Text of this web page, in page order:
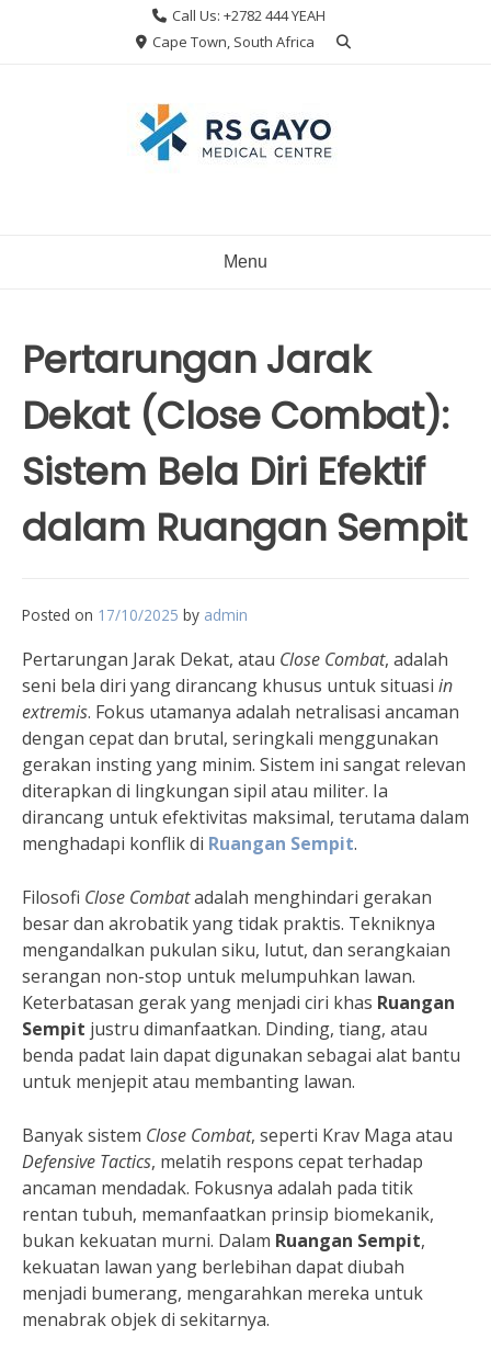
Call Us: +2782 444 YEAH
Cape Town, South Africa
Menu
Pertarungan Jarak
Dekat (Close Combat):
Sistem Bela Diri Efektif
dalam Ruangan Sempit
Posted on 17/10/2025 by admin
Pertarungan Jarak Dekat, atau Close Combat, adalah
seni bela diri yang dirancang khusus untuk situasi in
extremis. Fokus utamanya adalah netralisasi ancaman
dengan cepat dan brutal, seringkali menggunakan
gerakan insting yang minim. Sistem ini sangat relevan
diterapkan di lingkungan sipil atau militer. Ia
dirancang untuk efektivitas maksimal, terutama dalam
menghadapi konflik di Ruangan Sempit.
Filosofi Close Combatadalah menghindari gerakan
besar dan akrobatik yang tidak praktis. Tekniknya
mengandalkan pukulan siku, lutut, dan serangkaian
serangan non-stop untuk melumpuhkan lawan.
Keterbatasan gerak yang menjadi ciri khas Ruangan
Sempit justru dimanfaatkan. Dinding, tiang, atau
benda padat lain dapat digunakan sebagai alat bantu
untuk menjepit atau membanting lawan.
Banyak sistem Close Combat, seperti Krav Maga atau
Defensive Tactics, melatih respons cepat terhadap
ancaman mendadak. Fokusnya adalah pada titik
rentan tubuh, memanfaatkan prinsip biomekanik,
bukan kekuatan murni. Dalam Ruangan Sempit,
kekuatan lawan yang berlebihan dapat diubah
menjadi bumerang, mengarahkan mereka untuk
menabrak objek di sekitarnya.